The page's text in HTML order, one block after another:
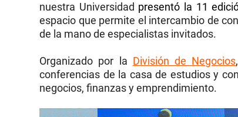
nuestra Universidad presentó la 11
espacio que permite el intercambio de
de la mano de especialistas invitados.
Organizado por la División de Negocios
conferencias de la casa de estudios y
negocios, finanzas y emprendimiento.